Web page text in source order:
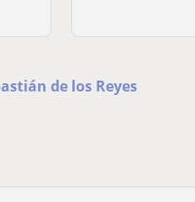
de los Reyes